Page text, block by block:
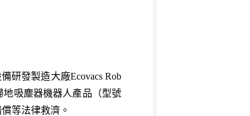
研發製造大廠Ecovacs Rob
地吸塵器機器人產品（型號
等法律救濟。